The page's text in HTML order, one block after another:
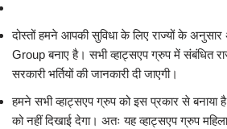
दोस्तों हमने आपकी सुविधा के लिए राज्यों के
Group बनाए है। सभी व्हाट्सएप ग्रुप में संबंधित
सरकारी भर्तियों की जानकारी दी जाएगी।
हमने सभी व्हाट्सएप ग्रुप को इस प्रकार से बनाया
को नहीं दिखाई देगा। अतः यह व्हाट्सएप ग्रुप